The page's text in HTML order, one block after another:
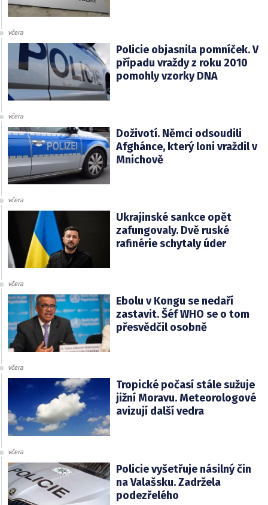
včera
Policie objasnila pomníček. V
případu vraždy z roku 2010
pomohly vzorky DNA
včera
Doživotí. Němci odsoudili
Afghánce, který loni vraždil v
Mnichově
včera
Ukrajinské sankce opět
zafungovaly. Dvě ruské
rafinérie schytaly úder
včera
Ebolu v Kongu se nedaří
zastavit. Šéf WHO se o tom
přesvědčil osobně
včera
Tropické počasí stále sužuje
jižní Moravu. Meteorologové
avizují další vedra
včera
Policie vyšetřuje násilný čin
na Valašsku. Zadržela
podezřelého